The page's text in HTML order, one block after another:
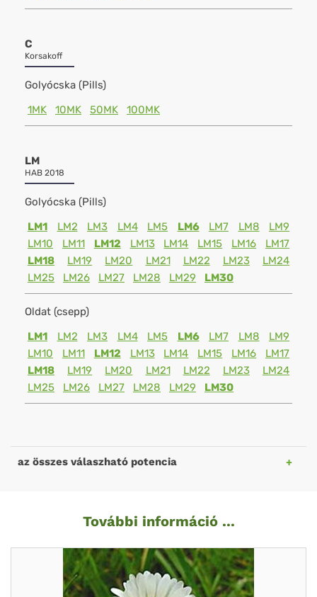
C
Korsakoff
Golyócska (Pills)
1MK
10MK 50MK 100MK
LM
HAB 2018
Golyócska (Pills)
LM1
LM2 LM3 LM4 LM5 LM6 LM7 LM8
LM9
LM10
LM11 LM12 LM13 LM14 LM15 LM16
LM17
LM18
LM19 LM20 LM21 LM22 LM23
LM24
LM25
LM26 LM27 LM28 LM29 LM30
Oldat (csepp)
LM1
LM2 LM3 LM4 LM5 LM6 LM7 LM8
LM9
LM10
LM11 LM12 LM13 LM14 LM15 LM16
LM17
LM18
LM19 LM20 LM21 LM22 LM23
LM24
LM25
LM26 LM27 LM28 LM29 LM30
az összes válaszható potencia
További információ ...